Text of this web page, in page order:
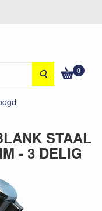
Zoeken 0
STAAL
- 3 DELIG